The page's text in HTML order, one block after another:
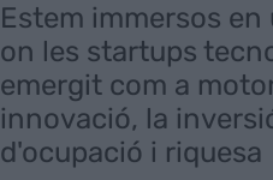
Estem immersos
on les startups
emergit com a
innovació, la
d'ocupació i riquesa